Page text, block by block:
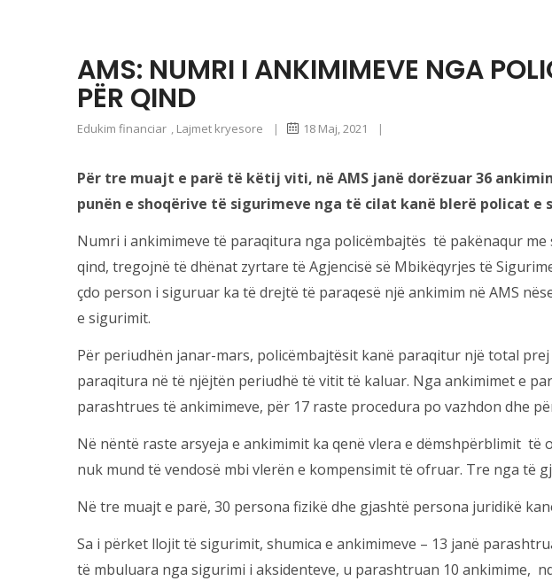
AMS: NUMRI I ANKIMIMEVE NGA
PËR QIND
Edukim financiar , Lajmet kryesore | 18 Maj, 2021 |
Për tre muajt e parë të këtij viti, në AMS janë dorëzuar 36
punën e shoqërive të sigurimeve nga të cilat kanë blerë policat e
Numri i ankimimeve të paraqitura nga policëmbajtës të pakënaqur
qind, tregojnë të dhënat zyrtare të Agjencisë së Mbikëqyrjes të
çdo person i siguruar ka të drejtë të paraqesë një ankimim në AMS
e sigurimit.
Për periudhën janar-mars, policëmbajtësit kanë paraqitur një total
paraqitura në të njëjtën periudhë të vitit të kaluar. Nga ankimimet e
parashtrues të ankimimeve, për 17 raste procedura po vazhdon dhe
Në nëntë raste arsyeja e ankimimit ka qenë vlera e dëmshpërblimit
nuk mund të vendosë mbi vlerën e kompensimit të ofruar. Tre nga të
Në tre muajt e parë, 30 persona fizikë dhe gjashtë persona juridikë
Sa i përket llojit të sigurimit, shumica e ankimimeve – 13 janë
të mbuluara nga sigurimi i aksidenteve, u parashtruan 10 ankimime,